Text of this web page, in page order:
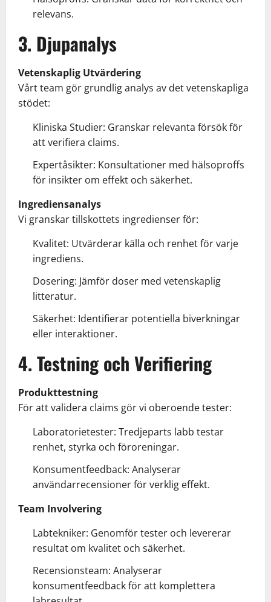
relevans.
3. Djupanalys
Vetenskaplig Utvärdering
Vårt team gör grundlig analys av det vetenskapliga
stödet:
Kliniska Studier: Granskar relevanta försök för
att verifiera claims.
Expertåsikter: Konsultationer med hälsoproffs
för insikter om effekt och säkerhet.
Ingrediensanalys
Vi granskar tillskottets ingredienser för:
Kvalitet: Utvärderar källa och renhet för varje
ingrediens.
Dosering: Jämför doser med vetenskaplig
litteratur.
Säkerhet: Identifierar potentiella biverkningar
eller interaktioner.
4. Testning och Verifiering
Produkttestning
För att validera claims gör vi oberoende tester:
Laboratorietester: Tredjeparts labb testar
renhet, styrka och föroreningar.
Konsumentfeedback: Analyserar
användarrecensioner för verklig effekt.
Team Involvering
Labtekniker: Genomför tester och levererar
resultat om kvalitet och säkerhet.
Recensionsteam: Analyserar
konsumentfeedback för att komplettera